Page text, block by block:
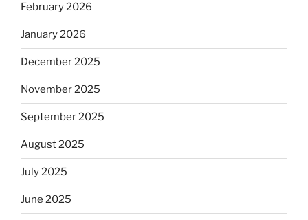
February 2026
January 2026
December 2025
November 2025
September 2025
August 2025
July 2025
June 2025